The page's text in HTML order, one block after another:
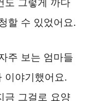
도 그렇게 까다
할 수 있었어요.
주 보는 엄마들
이야기했어요.
금 그걸로 요양